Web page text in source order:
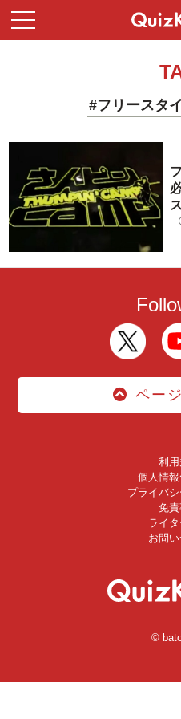
#フリースタ
ペー
利
個人情
プライバ
免
ライ
お問
©